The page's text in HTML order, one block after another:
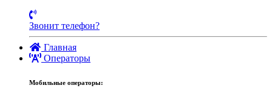
Звонит телефон?
Главная
Операторы
Мобильные операторы: